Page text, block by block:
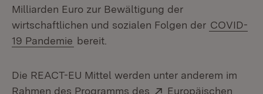
Milliarden Euro zur Bewältigung der
wirtschaftlichen und sozialen Folgen der COVID-
19 Pandemie bereit.
Die REACT-EU Mittel werden unter anderem im
Rahmen des Programms des
Extern:
Europäischen